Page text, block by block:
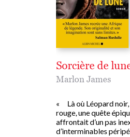
Sorcière de
Marlon James
« Là où Léopard
rouge, une quête
affrontait d’un pas
d’interminables